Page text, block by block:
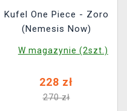
Kufel One Piece - Zoro
(Nemesis Now)
W magazynie (2szt.)
228 zł
270 zł